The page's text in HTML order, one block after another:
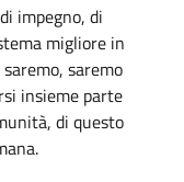
impegno, di
migliore in
saremo
insieme parte
di questo